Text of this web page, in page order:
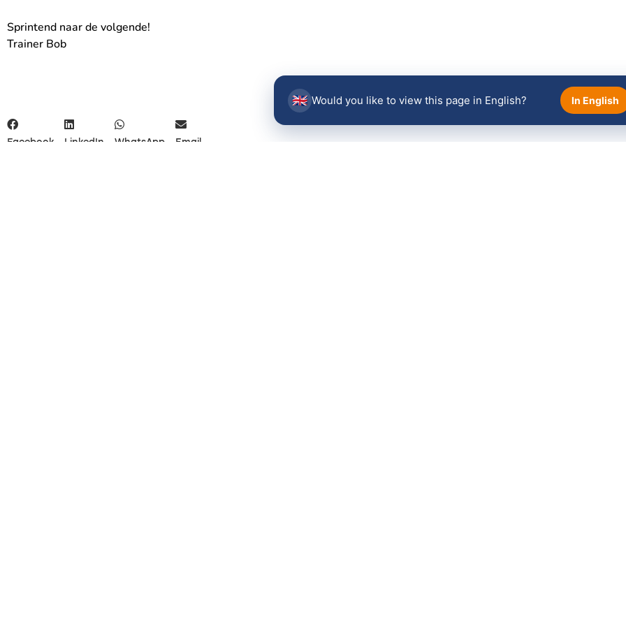
Sprintend naar de volgende!
Trainer Bob
Facebook LinkedIn WhatsApp Email
🇬🇧 Would you like to view this page in English? In English